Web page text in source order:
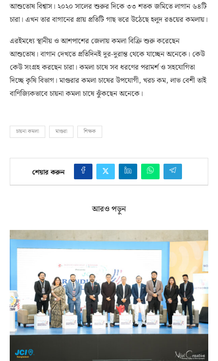
আশুতোষ বিশ্বাস। ২০২০ সালের শুরুর দিকে ৩৩ শতক জমিতে লাগান ৬৪টি
চারা। এখন তার বাগানের প্রায় প্রতিটি গাছ ভরে উঠেছে হলুদ রঙয়ের কমলায়।
এরইমধ্যে স্থানীয় ও আশপাশের জেলায় কমলা বিক্রি শুরু করেছেন
আশুতোষ। বাগান দেখতে প্রতিদিনই দুর-দুরান্ত থেকে যাচ্ছেন অনেকে। কেউ
কেউ সংগ্রহ করছেন চারা। কমলা চাষে সব ধরণের পরামর্শ ও সহযোগিতা
দিচ্ছে কৃষি বিভাগ। মাগুরার কমলা চাষের উপযোগী, খরচ কম, লাভ বেশী তাই
বাণিজ্যিকভাবে চায়না কমলা চাষে ঝুঁকছেন অনেকে।
চায়না কমলা মাগুরা শিক্ষক
শেয়ার করুন
আরও পড়ুন